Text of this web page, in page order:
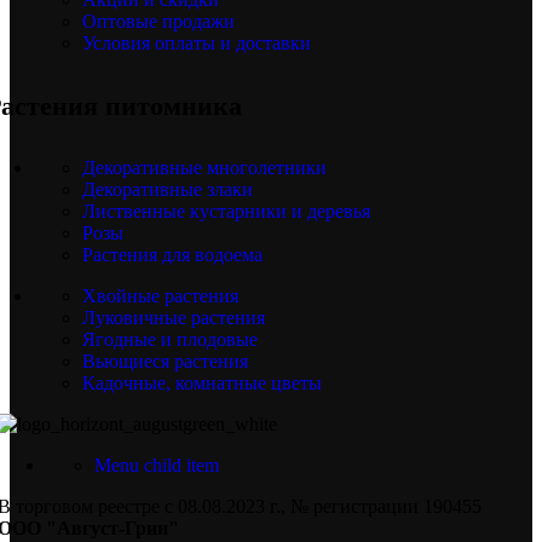
Оптовые продажи
Условия оплаты и доставки
питомника
Декоративные многолетники
Декоративные злаки
Лиственные кустарники и деревья
Розы
Растения для водоема
Хвойные растения
Луковичные растения
Ягодные и плодовые
Вьющиеся растения
Кадочные, комнатные цветы
Menu child item
торговом реестре с 08.08.2023 г., № регистрации 190455
"Август-Грин"